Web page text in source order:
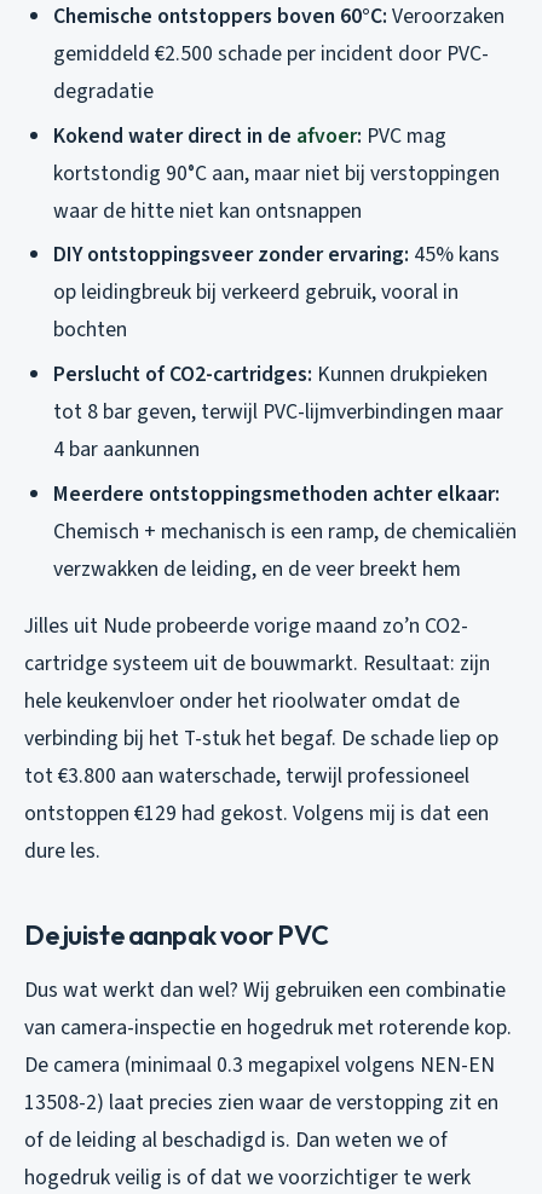
Chemische ontstoppers boven 60°C: Veroorzaken
gemiddeld €2.500 schade per incident door PVC-
degradatie
Kokend water direct in de afvoer: PVC mag
kortstondig 90°C aan, maar niet bij verstoppingen
waar de hitte niet kan ontsnappen
DIY ontstoppingsveer zonder ervaring: 45% kans
op leidingbreuk bij verkeerd gebruik, vooral in
bochten
Perslucht of CO2-cartridges: Kunnen drukpieken
tot 8 bar geven, terwijl PVC-lijmverbindingen maar
4 bar aankunnen
Meerdere ontstoppingsmethoden achter elkaar:
Chemisch + mechanisch is een ramp, de chemicaliën
verzwakken de leiding, en de veer breekt hem
Jilles uit Nude probeerde vorige maand zo’n CO2-
cartridge systeem uit de bouwmarkt. Resultaat: zijn
hele keukenvloer onder het rioolwater omdat de
verbinding bij het T-stuk het begaf. De schade liep op
tot €3.800 aan waterschade, terwijl professioneel
ontstoppen €129 had gekost. Volgens mij is dat een
dure les.
De juiste aanpak voor PVC
Dus wat werkt dan wel? Wij gebruiken een combinatie
van camera-inspectie en hogedruk met roterende kop.
De camera (minimaal 0.3 megapixel volgens NEN-EN
13508-2) laat precies zien waar de verstopping zit en
of de leiding al beschadigd is. Dan weten we of
hogedruk veilig is of dat we voorzichtiger te werk